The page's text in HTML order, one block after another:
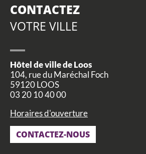
CONTACTEZ
VOTRE VILLE
Hôtel de ville de Loos
104, rue du Maréchal Foch
59120 LOOS
03 20 10 40 00
Horaires d'ouverture
CONTACTEZ-NOUS